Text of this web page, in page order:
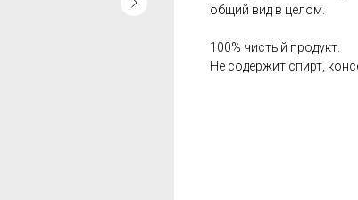
общий вид в целом.
100% чистый продукт.
Не содержит спирт,